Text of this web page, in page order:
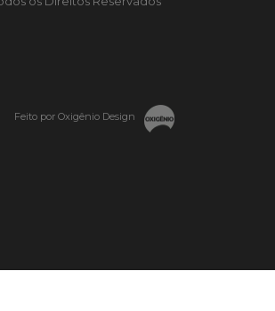
Feito por Oxigênio Design